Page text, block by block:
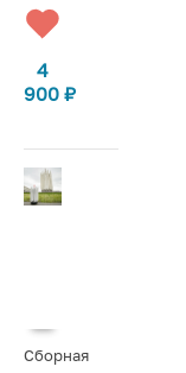
4
900 ₽
Сборная